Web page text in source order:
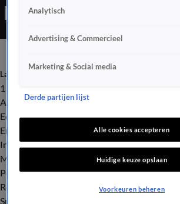
Laatste nieuws
112
Advies & Tips
Economie
Entertainment
Infrastructuur
Milieu en Gezondheid
Politiek
Royalty
Sport
Analytisch
Advertising & Commercieel
Marketing & Social media
Derde partijen lijst
Alle cookies accepteren
Huidige keuze opslaan
Voorkeuren beheren